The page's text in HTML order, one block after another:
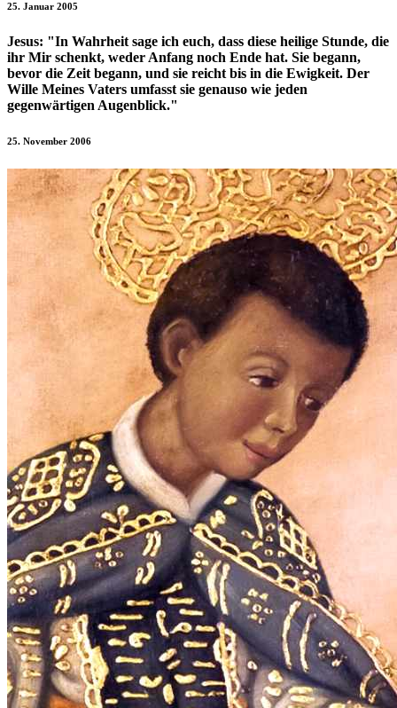
25. Januar 2005
Jesus: "In Wahrheit sage ich euch, dass diese heilige Stunde, die
ihr Mir schenkt, weder Anfang noch Ende hat. Sie begann,
bevor die Zeit begann, und sie reicht bis in die Ewigkeit. Der
Wille Meines Vaters umfasst sie genauso wie jeden
gegenwärtigen Augenblick."
25. November 2006